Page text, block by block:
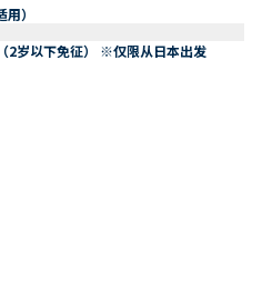
）
2岁以下免征） ※仅限从日本出发